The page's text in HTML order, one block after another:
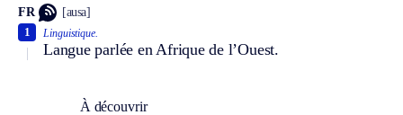
FR [ausa]
Linguistique.
Langue parlée en Afrique de l’Ouest.
1
À découvrir